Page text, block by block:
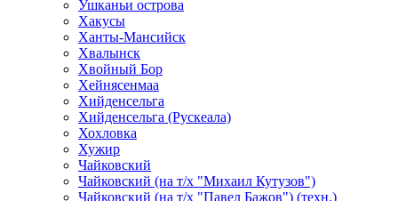
Ушканьи острова
Хакусы
Ханты-Мансийск
Хвалынск
Хвойный Бор
Хейнясенмаа
Хийденсельга
Хийденсельга (Рускеала)
Хохловка
Хужир
Чайковский
Чайковский (на т/х "Михаил Кутузов")
Чайковский (на т/х "Павел Бажов") (техн.)